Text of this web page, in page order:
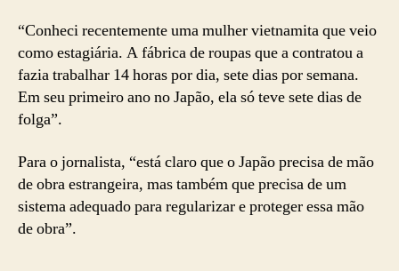
“Conheci recentemente uma mulher vietnamita que veio
como estagiária. A fábrica de roupas que a contratou a
fazia trabalhar 14 horas por dia, sete dias por semana.
Em seu primeiro ano no Japão, ela só teve sete dias de
folga”.
Para o jornalista, “está claro que o Japão precisa de mão
de obra estrangeira, mas também que precisa de um
sistema adequado para regularizar e proteger essa mão
de obra”.